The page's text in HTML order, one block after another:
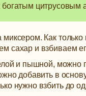
цитрусовым
Как
сахар и взбиваем
и пышной, можно
добавить в
нужно взбить до